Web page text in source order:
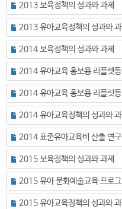
2013 보육정책의 성과와 과제
2013 유아교육정책의 성과와 과
2014 보육정책의 성과와 과제
2014 유아교육 홍보용 리플렛
2014 유아교육 홍보용 리플릿
2014 유아교육정책의 성과와 과
2014 표준유아교육비 산출 연구
2015 보육정책의 성과와 과제
2015 유아 문화예술교육 프로
2015 유아교육정책의 성과와 과